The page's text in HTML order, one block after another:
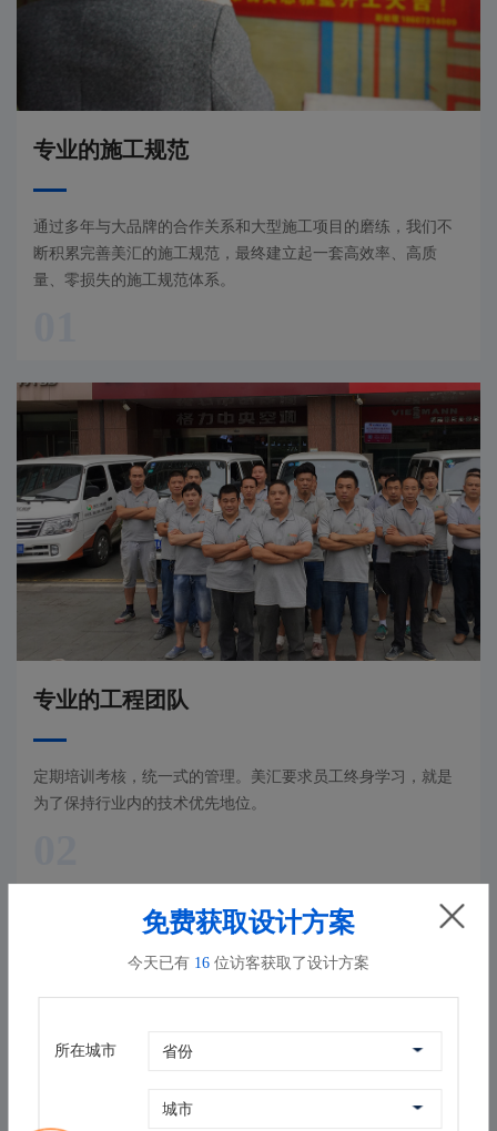
专业的施工规范
通过多年与大品牌的合作关系和大型施工项目的磨练，我们不
断积累完善美汇的施工规范，最终建立起一套高效率、高质
量、零损失的施工规范体系。
专业的工程团队
定期培训考核，统一式的管理。美汇要求员工终身学习，就是
为了保持行业内的技术优先地位。
免费获取设计方案
今天已有 16 位访客获取了设计方案
所在城市